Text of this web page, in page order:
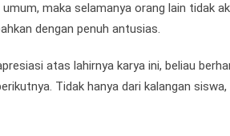
maka selamanya orang lain tidak
dengan penuh antusias.
atas lahirnya karya ini, beliau
Tidak hanya dari kalangan siswa,